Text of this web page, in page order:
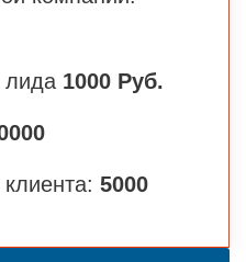
лида 1000 Руб.
5000